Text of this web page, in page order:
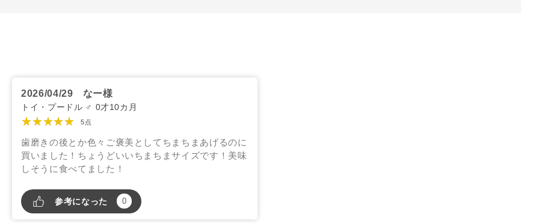
2026/04/29 なー様
トイ・プードル ♂ 0才10カ月
★★★★★ 5点
歯磨きの後とか色々ご褒美としてちまちまあげるのに
買いました！ちょうどいいちまちまサイズです！美味
しそうに食べてました！
参考になった 0